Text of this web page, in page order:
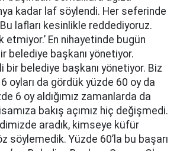
kadar laf söylendi. Her seferinde
lafları kesinlikle reddediyoruz.
etmiyor.’ En nihayetinde bugün
belediye başkanı yönetiyor.
bir belediye başkanı yönetiyor. Biz
oyları da gördük yüzde 60 oy da
6 oy aldığımız zamanlarda da
bakış açımız hiç değişmedi.
aradık, kimseye küfür
söylemedik. Yüzde 60’la bu başarı